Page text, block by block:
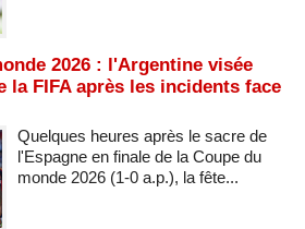
2026 : l'Argentine visée
la FIFA après les incidents face
Quelques heures après le sacre de
l'Espagne en finale de la Coupe du
monde 2026 (1-0 a.p.), la fête...